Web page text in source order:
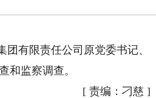
有限责任公司原党委书记、
和监察调查。
[ 责编：刁慈 ]